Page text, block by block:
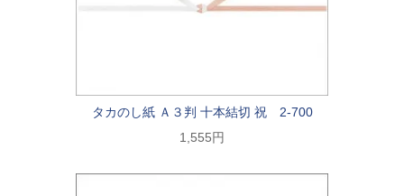
タカのし紙 Ａ３判 十本結切 祝 2-700
1,555円